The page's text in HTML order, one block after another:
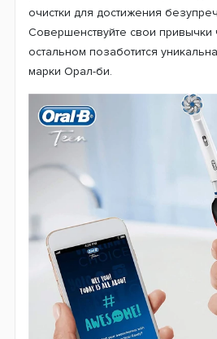
очистки для достижения
Совершенствуйте свои привычки
остальном позаботится
марки Орал-би.